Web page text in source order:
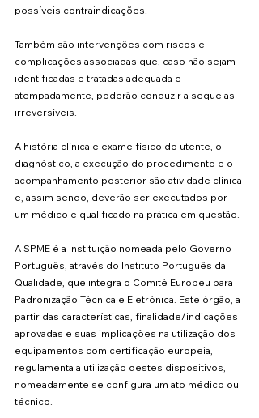
possíveis contraindicações.
Também são intervenções com riscos e
complicações associadas que, caso não sejam
identificadas e tratadas adequada e
atempadamente, poderão conduzir a sequelas
irreversíveis.
A história clínica e exame físico do utente, o
diagnóstico, a execução do procedimento e o
acompanhamento posterior são atividade clínica
e, assim sendo, deverão ser executados por
um médico e qualificado na prática em questão.
A SPME é a instituição nomeada pelo Governo
Português, através do Instituto Português da
Qualidade, que integra o Comité Europeu para
Padronização Técnica e Eletrónica. Este órgão, a
partir das características, finalidade/indicações
aprovadas e suas implicações na utilização dos
equipamentos com certificação europeia,
regulamenta a utilização destes dispositivos,
nomeadamente se configura um ato médico ou
técnico.